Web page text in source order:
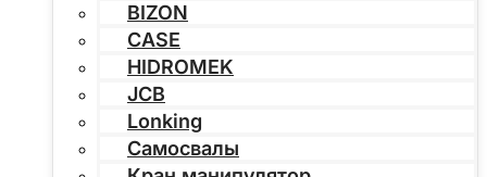
BIZON
CASE
HIDROMEK
JCB
Lonking
Самосвалы